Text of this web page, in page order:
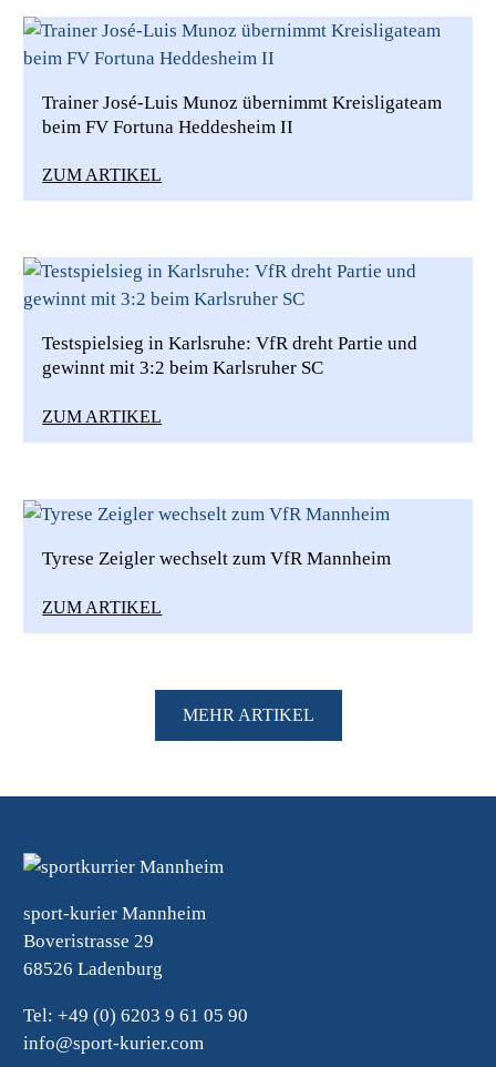
Trainer José-Luis Munoz übernimmt Kreisligateam
beim FV Fortuna Heddesheim II
ZUM ARTIKEL
Testspielsieg in Karlsruhe: VfR dreht Partie und
gewinnt mit 3:2 beim Karlsruher SC
ZUM ARTIKEL
Tyrese Zeigler wechselt zum VfR Mannheim
ZUM ARTIKEL
MEHR ARTIKEL
sport-kurier Mannheim
Boveristrasse 29
68526 Ladenburg
Tel: +49 (0) 6203 9 61 05 90
info@sport-kurier.com